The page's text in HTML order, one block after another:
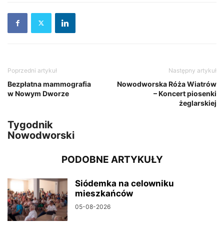
Poprzedni artykuł
Bezpłatna mammografia
w Nowym Dworze
Następny artykuł
Nowodworska Róża Wiatrów
– Koncert piosenki
żeglarskiej
Tygodnik
Nowodworski
PODOBNE ARTYKUŁY
Siódemka na celowniku
mieszkańców
05-08-2026